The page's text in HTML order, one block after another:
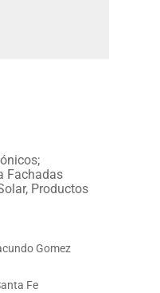
Fachadas
Productos
Gomez
Fe